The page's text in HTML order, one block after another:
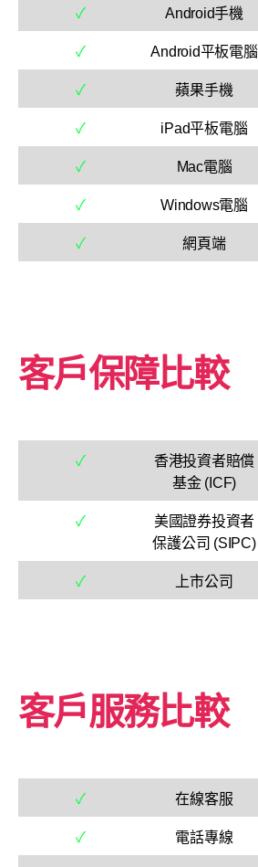
✓ Android手機
✓ Android平板電腦
✓ 蘋果手機
✓ iPad平板電腦
✓ Mac電腦
✓ Windows電腦
✓ 網頁端
客戶保障比較
✓
香港投資者賠償
基金 (ICF)
✓
美國證券投資者
保護公司 (SIPC)
✓ 上市公司
客戶服務比較
✓ 在線客服
✓ 電話專線